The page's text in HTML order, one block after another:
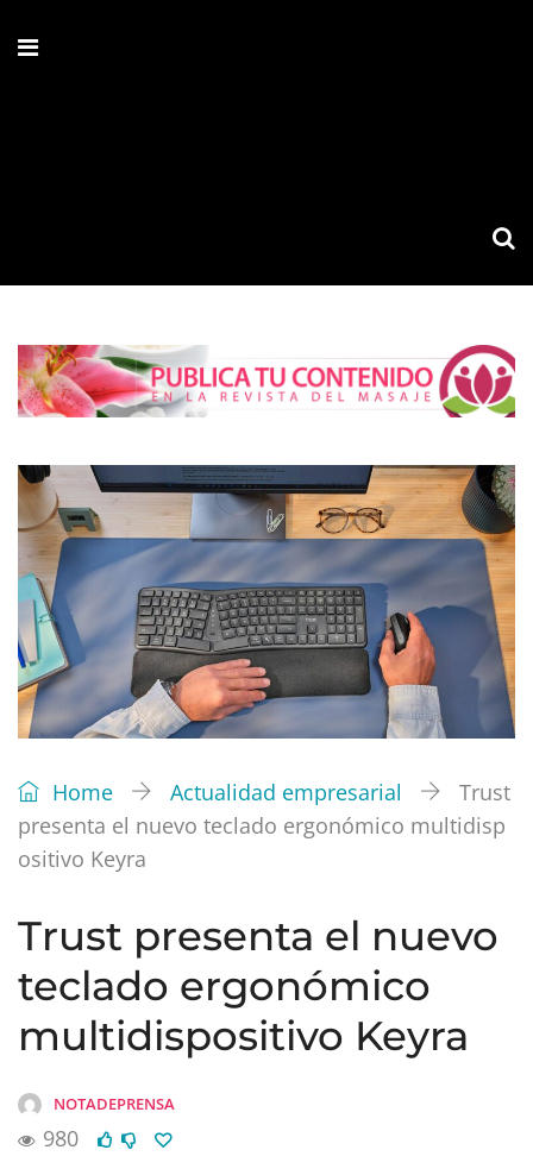
Home Actualidad empresarial
Trust
presenta el nuevo teclado ergonómico multidisp
ositivo Keyra
Trust presenta el nuevo
teclado ergonómico
multidispositivo Keyra
NOTADEPRENSA
980